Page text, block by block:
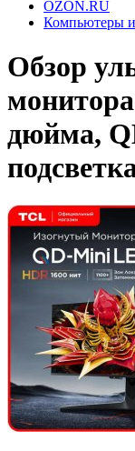
OZON.RU
Компьютеры
Обзор
дюйма,